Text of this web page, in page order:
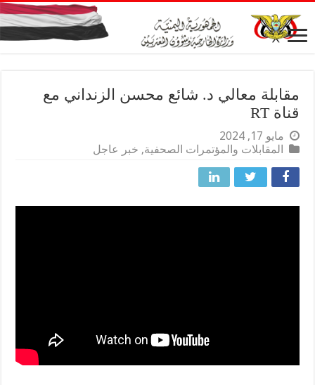
مقابلة معالي د. شائع محسن الزنداني مع
قناة RT
مايو 17, 2024
المقابلات والمؤتمرات الصحفية, خبر عاجل